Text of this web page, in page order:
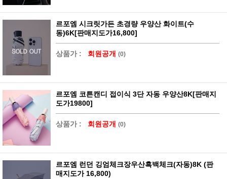
르포엠 시크릿가든 초경량 우양산 화이트(수
동)6K[판매지도가16,800]
상품가 : 회원공개 (0)
르포엠 코튼캔디 접이식 3단 자동 우양산8K[판매지
도가19800]
상품가 : 회원공개 (0)
르포엠 런던 깅엄체크장우산흑백체크(자동)8K (판
매지도가 16,800)